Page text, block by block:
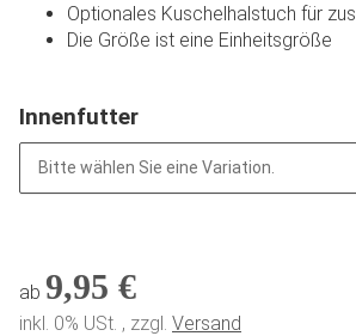
Optionales Kuschelhalstuch für
Die Größe ist eine Einheitsgröße
Innenfutter
Bitte wählen Sie eine Variation.
ab 9,95 €
inkl. 0% USt. , zzgl. Versand